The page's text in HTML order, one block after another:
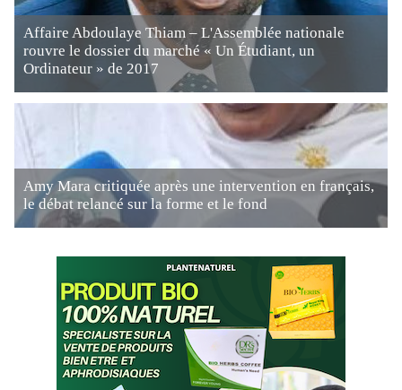
Affaire Abdoulaye Thiam – L'Assemblée nationale
rouvre le dossier du marché « Un Étudiant, un
Ordinateur » de 2017
Amy Mara critiquée après une intervention en français,
le débat relancé sur la forme et le fond